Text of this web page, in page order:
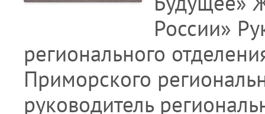
России»
регионального
Приморского
руководитель